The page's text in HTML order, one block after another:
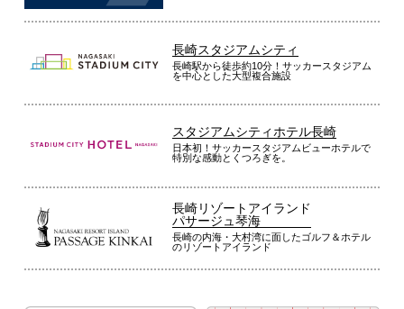
長崎スタジアムシティ
長崎駅から徒歩約10分！サッカースタジアム
を中心とした大型複合施設
スタジアムシティホテル長崎
日本初！サッカースタジアムビューホテルで
特別な感動とくつろぎを。
長崎リゾートアイランド
パサージュ琴海
長崎の内海・大村湾に面したゴルフ＆ホテル
のリゾートアイランド